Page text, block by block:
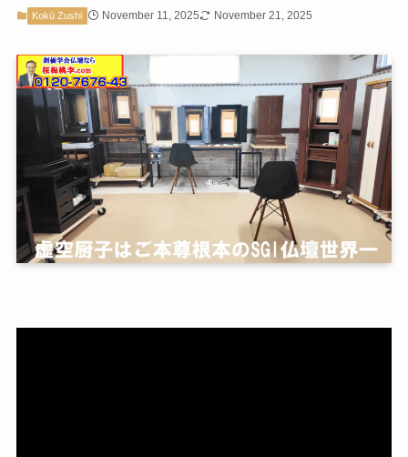
Kokū Zushi November 11, 2025 November 21, 2025